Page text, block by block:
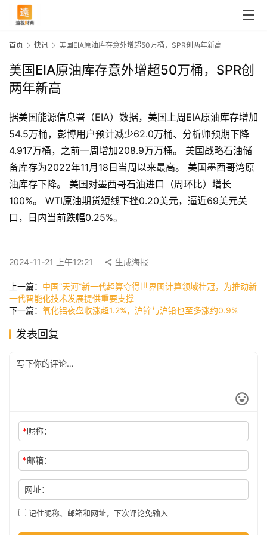
首
页
快
讯
公
司
科
首页 快讯 美国EIA原油库存意外增超50万桶，SPR创两年新高
美国EIA原油库存意外增超50万桶，SPR创
两年新高
据美国能源信息署（EIA）数据，美国上周EIA原油库存增加
54.5万桶，彭博用户预计减少62.0万桶、分析师预期下降
4.917万桶，之前一周增加208.9万万桶。 美国战略石油储
备库存为2022年11月18日当周以来最高。 美国墨西哥湾原
油库存下降。 美国对墨西哥石油进口（周环比）增长
100%。 WTI原油期货短线下挫0.20美元，逼近69美元关
口，日内当前跌幅0.25%。
2024-11-21 上午12:21 生成海报
上一篇： 中国“天河”新一代超算夺得世界图计算领域桂冠，为推动新
一代智能化技术发展提供重要支撑
下一篇： 氧化铝夜盘收涨超1.2%，沪锌与沪铅也至多涨约0.9%
发表回复
*昵称：
*邮箱：
网址：
记住昵称、邮箱和网址，下次评论免输入